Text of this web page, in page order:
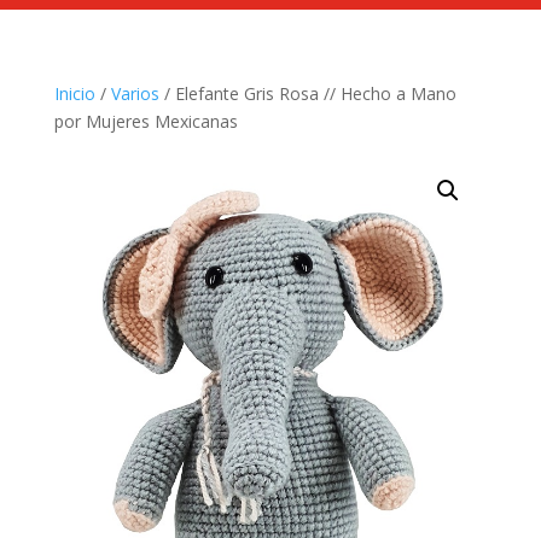
Inicio / Varios / Elefante Gris Rosa // Hecho a Mano
por Mujeres Mexicanas